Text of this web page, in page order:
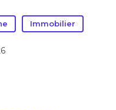
Immobilier